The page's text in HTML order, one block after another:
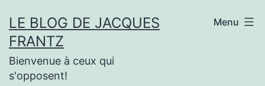
au
contenu
LE BLOG DE JACQUES
FRANTZ
Bienvenue à ceux qui
s'opposent!
Menu